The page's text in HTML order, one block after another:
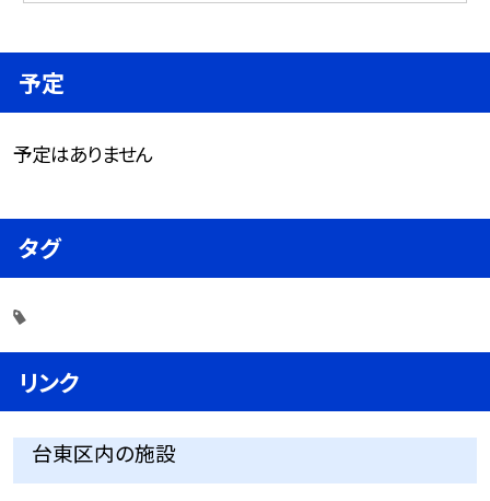
予定
予定はありません
タグ
リンク
台東区内の施設